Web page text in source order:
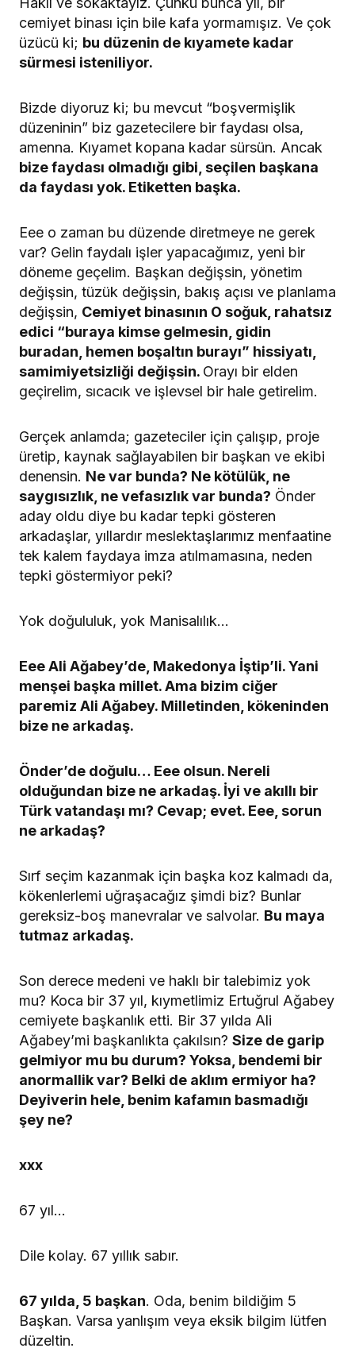
cemiyet binası için bile kafa yormamışız. Ve çok
üzücü ki; bu düzenin de kıyamete kadar
sürmesi isteniliyor.
Bizde diyoruz ki; bu mevcut “boşvermişlik
düzeninin” biz gazetecilere bir faydası olsa,
amenna. Kıyamet kopana kadar sürsün. Ancak
bize faydası olmadığı gibi, seçilen başkana
da faydası yok. Etiketten başka.
Eee o zaman bu düzende diretmeye ne gerek
var? Gelin faydalı işler yapacağımız, yeni bir
döneme geçelim. Başkan değişsin, yönetim
değişsin, tüzük değişsin, bakış açısı ve planlama
değişsin, Cemiyet binasının O soğuk, rahatsız
edici “buraya kimse gelmesin, gidin
buradan, hemen boşaltın burayı” hissiyatı,
samimiyetsizliği değişsin. Orayı bir elden
geçirelim, sıcacık ve işlevsel bir hale getirelim.
Gerçek anlamda; gazeteciler için çalışıp, proje
üretip, kaynak sağlayabilen bir başkan ve ekibi
denensin. Ne var bunda? Ne kötülük, ne
saygısızlık, ne vefasızlık var bunda? Önder
aday oldu diye bu kadar tepki gösteren
arkadaşlar, yıllardır meslektaşlarımız menfaatine
tek kalem faydaya imza atılmamasına, neden
tepki göstermiyor peki?
Yok doğululuk, yok Manisalılık…
Eee Ali Ağabey’de, Makedonya İştip’li. Yani
menşei başka millet. Ama bizim ciğer
paremiz Ali Ağabey. Milletinden, kökeninden
bize ne arkadaş.
Önder’de doğulu… Eee olsun. Nereli
olduğundan bize ne arkadaş. İyi ve akıllı bir
Türk vatandaşı mı? Cevap; evet. Eee, sorun
ne arkadaş?
Sırf seçim kazanmak için başka koz kalmadı da,
kökenlerlemi uğraşacağız şimdi biz? Bunlar
gereksiz-boş manevralar ve salvolar. Bu maya
tutmaz arkadaş.
Son derece medeni ve haklı bir talebimiz yok
mu? Koca bir 37 yıl, kıymetlimiz Ertuğrul Ağabey
cemiyete başkanlık etti. Bir 37 yılda Ali
Ağabey’mi başkanlıkta çakılsın? Size de garip
gelmiyor mu bu durum? Yoksa, bendemi bir
anormallik var? Belki de aklım ermiyor ha?
Deyiverin hele, benim kafamın basmadığı
şey ne?
xxx
67 yıl…
Dile kolay. 67 yıllık sabır.
67 yılda, 5 başkan. Oda, benim bildiğim 5
Başkan. Varsa yanlışım veya eksik bilgim lütfen
düzeltin.